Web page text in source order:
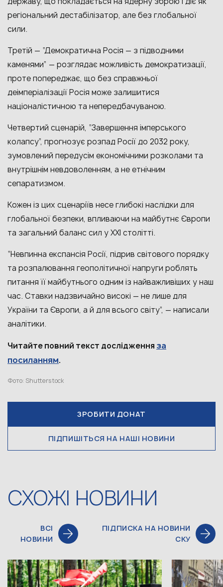
регіональний дестабілізатор, але без глобальної
сили.
Третій — “Демократична Росія — з підводними
каменями” — розглядає можливість демократизації,
проте попереджає, що без справжньої
деімперіалізації Росія може залишитися
націоналістичною та непередбачуваною.
Четвертий сценарій, “Завершення імперського
колапсу”, прогнозує розпад Росії до 2032 року,
зумовлений передусім економічними розколами та
внутрішнім невдоволенням, а не етнічним
сепаратизмом.
Кожен із цих сценаріїв несе глибокі наслідки для
глобальної безпеки, впливаючи на майбутнє Європи
та загальний баланс сил у XXI столітті.
“Невпинна експансія Росії, підрив світового порядку
та розпалювання геополітичної напруги роблять
питання її майбутнього одним із найважливіших у наш
час. Ставки надзвичайно високі — не лише для
України та Європи, а й для всього світу”, — написали
аналітики.
Читайте повний текст дослідження за
посиланням.
Фото: Shutterstock
ЗРОБИТИ ДОНАТ
ПІДПИШІТЬСЯ НА НАШІ НОВИНИ
СХОЖІ НОВИНИ
ВСІ
НОВИНИ
ПІДПИСКА НА НОВИНИ
СКУ